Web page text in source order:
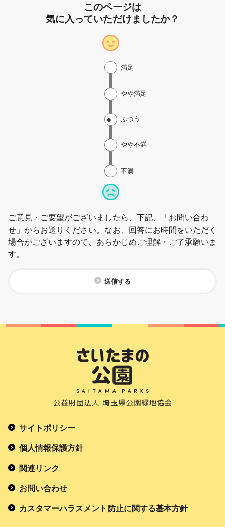
このページは
気に入っていただけましたか？
不満
やや不満
ふつう
やや満足
満足
ご意見・ご要望がございましたら、下記、「お問い合わ
せ」からお送りください。なお、回答にお時間をいただく
場合がございますので、あらかじめご理解・ご了承願いま
す。
送信する
サイトポリシー
個人情報保護方針
関連リンク
お問い合わせ
カスタマーハラスメント防止に関する基本方針